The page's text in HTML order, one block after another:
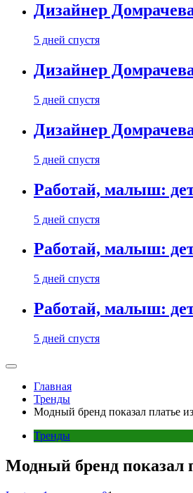
Дизайнер
5 дней спустя
Дизайнер
5 дней спустя
Дизайнер
5 дней спустя
Работай, малыш:
5 дней спустя
Работай, малыш:
5 дней спустя
Работай, малыш:
5 дней спустя
Главная
Тренды
Модный бренд показал платье
Тренды
Модный бренд показал